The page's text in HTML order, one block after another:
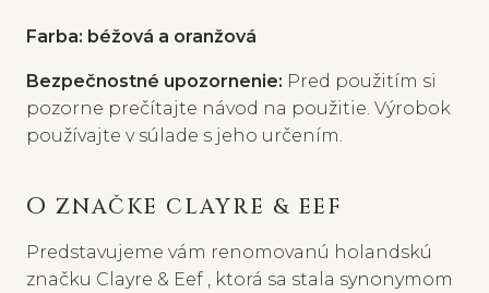
Farba: béžová a oranžová
Bezpečnostné upozornenie: Pred použitím si
pozorne prečítajte návod na použitie. Výrobok
používajte v súlade s jeho určením.
O ZNAČKE CLAYRE & EEF
Predstavujeme vám renomovanú holandskú
značku Clayre & Eef , ktorá sa stala synonymom